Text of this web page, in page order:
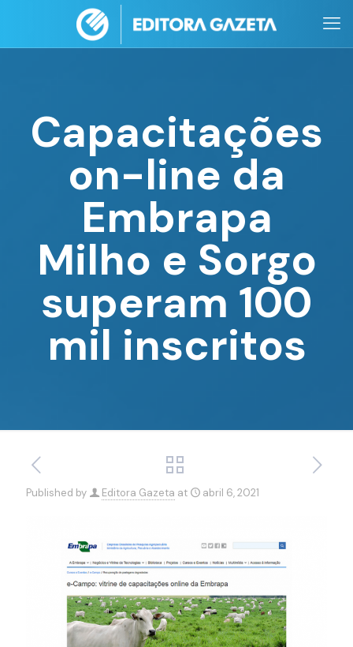
Capacitações
on-line da
Embrapa
Milho e Sorgo
superam 100
mil inscritos
Published by Editora Gazeta at abril 6, 2021